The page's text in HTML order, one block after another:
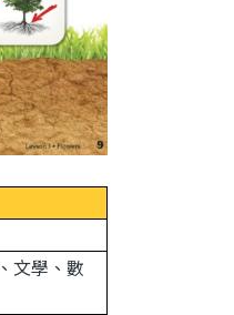
文學、數